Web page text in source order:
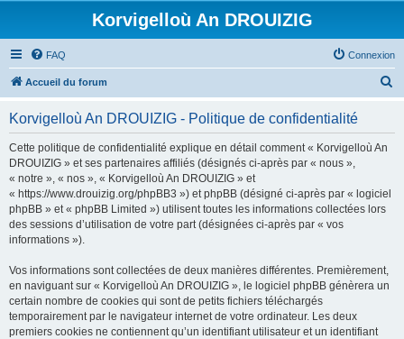
Korvigelloù An DROUIZIG
FAQ Connexion
Accueil du forum
Korvigelloù An DROUIZIG - Politique de confidentialité
Cette politique de confidentialité explique en détail comment « Korvigelloù An
DROUIZIG » et ses partenaires affiliés (désignés ci-après par « nous »,
« notre », « nos », « Korvigelloù An DROUIZIG » et
« https://www.drouizig.org/phpBB3 ») et phpBB (désigné ci-après par « logiciel
phpBB » et « phpBB Limited ») utilisent toutes les informations collectées lors
des sessions d’utilisation de votre part (désignées ci-après par « vos
informations »).
Vos informations sont collectées de deux manières différentes. Premièrement,
en naviguant sur « Korvigelloù An DROUIZIG », le logiciel phpBB génèrera un
certain nombre de cookies qui sont de petits fichiers téléchargés
temporairement par le navigateur internet de votre ordinateur. Les deux
premiers cookies ne contiennent qu’un identifiant utilisateur et un identifiant